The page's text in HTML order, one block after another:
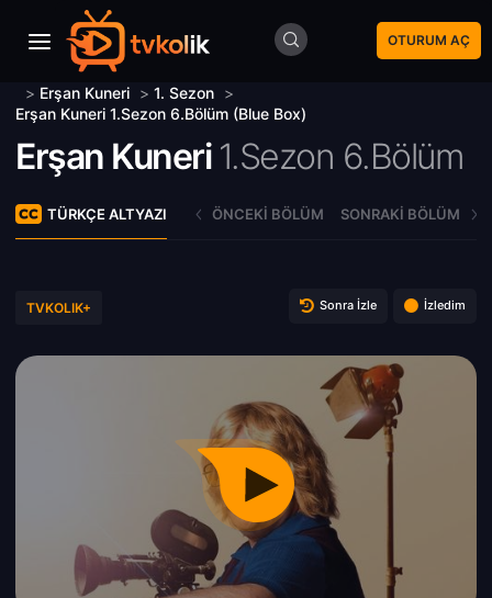
OTURUM AÇ
> Erşan Kuneri > 1. Sezon >
Erşan Kuneri 1.Sezon 6.Bölüm (Blue Box)
Erşan Kuneri 1.Sezon 6.Bölüm
TÜRKÇE ALTYAZI ÖNCEKI BÖLÜM SONRAKI BÖLÜM
TVKOLIK+ Sonra İzle İzledim